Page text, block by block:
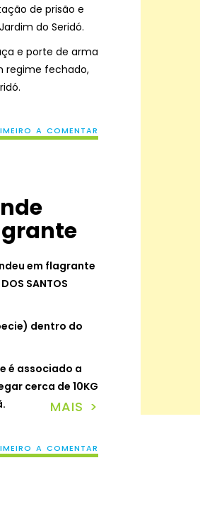
de prisão e
do Seridó.
e porte de arma
regime fechado,
A COMENTAR
em flagrante
SANTOS
dentro do
é associado a
cerca de 10KG
MAIS >
A COMENTAR